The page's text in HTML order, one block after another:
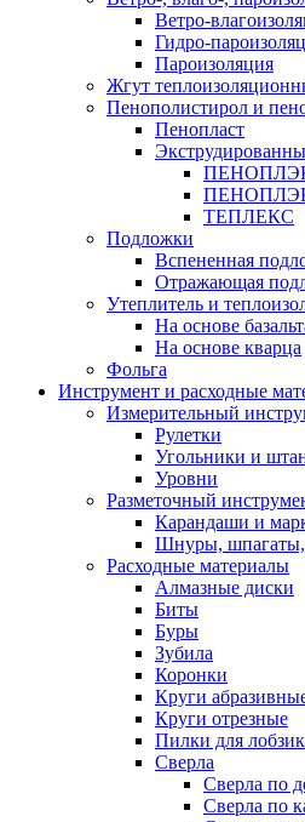
Ветро-
Гидро-
Пароизоляция
Жгут
Пенополистирол и
Пенопласт
ТЕПЛЕКС
Подложки
Вспененная
Отражающая
Утеплитель и
На основе
На основе кварца
Фольга
Инструмент и расходные
Измерительный
Рулетки
Угольники и
Уровни
Разметочный
Карандаши и
Шнуры, шпагаты,
Расходные материалы
Алмазные диски
Биты
Буры
Зубила
Коронки
Круги
Круги отрезные
Пилки для
Сверла
Сверла по
Сверла по